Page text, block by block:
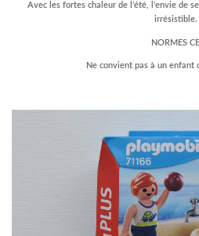
Avec les fortes chaleur de l’été, l’envie de
irrésistible.
NORMES CE
Ne convient pas à un enfant